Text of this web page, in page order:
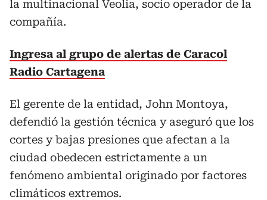
la multinacional Veolia, socio operador de la
compañía.
Ingresa al grupo de alertas de Caracol
Radio Cartagena
El gerente de la entidad, John Montoya,
defendió la gestión técnica y aseguró que los
cortes y bajas presiones que afectan a la
ciudad obedecen estrictamente a un
fenómeno ambiental originado por factores
climáticos extremos.